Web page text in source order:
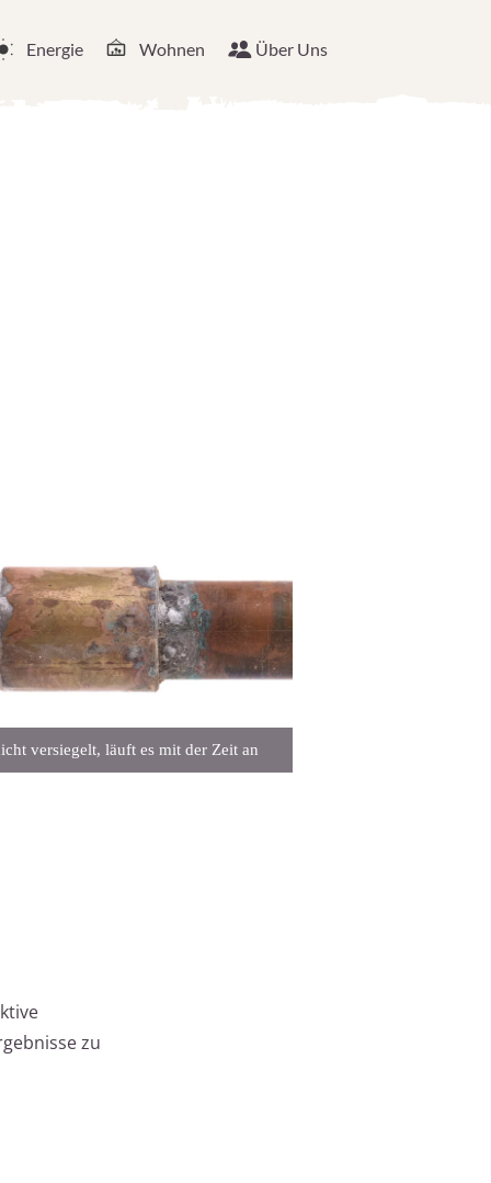
Energie Wohnen Über Uns
versiegelt, läuft es mit der Zeit an
zu